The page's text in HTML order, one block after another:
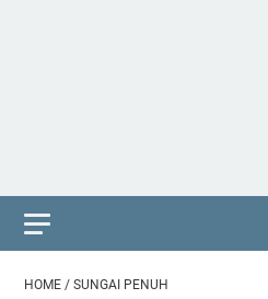
HOME / SUNGAI PENUH